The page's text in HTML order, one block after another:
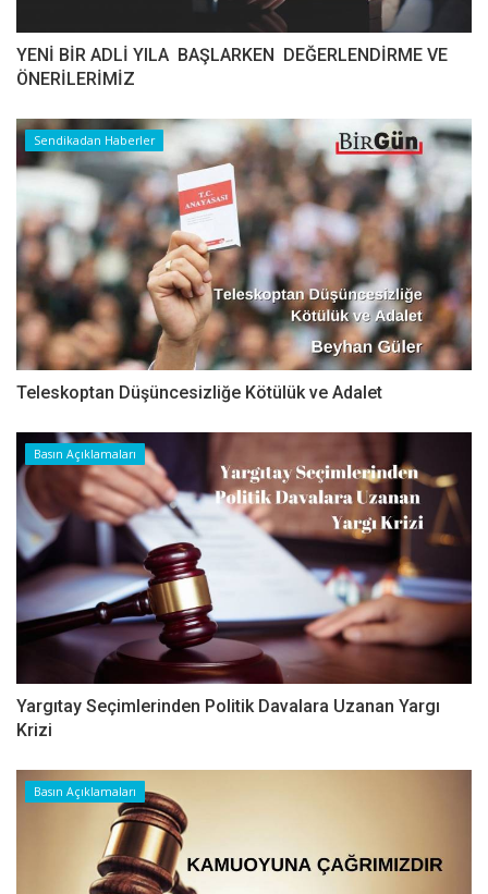
YENİ BİR ADLİ YILA BAŞLARKEN DEĞERLENDİRME VE
ÖNERİLERİMİZ
Sendikadan Haberler
Teleskoptan Düşüncesizliğe Kötülük ve Adalet
Basın Açıklamaları
Yargıtay Seçimlerinden Politik Davalara Uzanan Yargı
Krizi
Basın Açıklamaları